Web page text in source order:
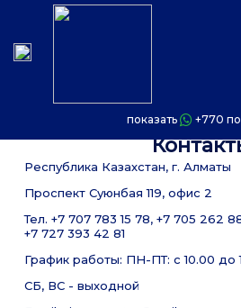
показать +770
Республика Казахстан, г. Алматы
Проспект Суюнбая 119, офис 2
Тел. +7 707 783 15 78, +7 705 262
+7 727 393 42 81
График работы: ПН-ПТ: с 10.00 до
СБ, ВС - выходной